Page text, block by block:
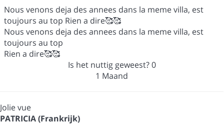
Nous venons deja des annees dans la meme villa, est
toujours au top Rien a dire🥰🥰
Nous venons deja des annees dans la meme villa, est
toujours au top
Rien a dire🥰🥰
Is het nuttig geweest?0
1 Maand
Jolie vue
PATRICIA (Frankrijk)